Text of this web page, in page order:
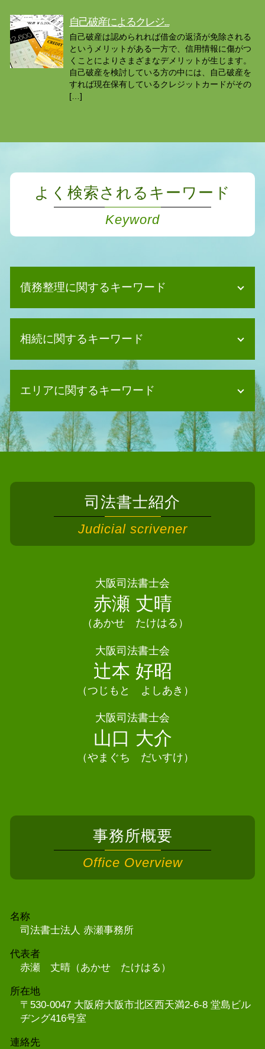
自己破産によるクレジ...
自己破産は認められれば借金の返済が免除される
というメリットがある一方で、信用情報に傷がつ
くことによりさまざまなデメリットが生じます。
自己破産を検討している方の中には、自己破産を
すれば現在保有しているクレジットカードがその
[…]
よく検索されるキーワード
Keyword
債務整理に関するキーワード
自己破産 デメリット 車
債務整理 クレジットカード 作れる
自己破産 デメリット 仕事
個人再生 住宅ローン
個人再生 奨学金
自己破産 できない
自己破産 2回目
債務整理 デメリット
債務整理 任意整理とは
債務整理 保証人
債務整理 破産 違い
債務整理 恥ずかしい
相続に関するキーワード
相続放棄手続き 司法書士
法定相続人 兄弟
遺産分割協議 土地
相続人 申告 登記
遺産分割協議 司法書士
相続 相続人
遺産分割協議書 公正証書
限定承認 相続
相続 手続き 期限
遺言書 書き方
相続 相関図
エリアに関するキーワード
債務整理 司法書士 豊能町
債務整理 司法書士 大阪市
相続 司法書士 太子町
相続 司法書士 吹田市
債務整理 司法書士 泉大津市
債務整理 司法書士 箕面市
債務整理 司法書士 和泉市
債務整理 司法書士 吹田市
債務整理 司法書士 交野市
債務整理 司法書士 阪南市
債務整理 司法書士 茨木市
債務整理 司法書士 池田市
相続 司法書士 阪南市
相続 司法書士 高石市
司法書士紹介
Judicial scrivener
大阪司法書士会
赤瀬 丈晴
（あかせ たけはる）
大阪司法書士会
辻本 好昭
（つじもと よしあき）
大阪司法書士会
山口 大介
（やまぐち だいすけ）
事務所概要
Office Overview
名称
司法書士法人 赤瀬事務所
代表者
赤瀬 丈晴（あかせ たけはる）
所在地
〒530-0047 大阪府大阪市北区西天満2-6-8 堂島ビル
ヂング416号室
連絡先